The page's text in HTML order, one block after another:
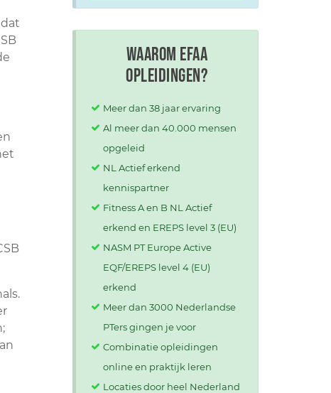
Waarom EFAA
opleidingen?
Meer dan 38 jaar ervaring
Al meer dan 40.000 mensen
opgeleid
NL Actief erkend
kennispartner
Fitness A en B NL Actief
erkend en EREPS level 3 (EU)
NASM PT Europe Active
EQF/EREPS level 4 (EU)
erkend
Meer dan 3000 Nederlandse
PTers gingen je voor
Combinatie opleidingen
online en praktijk leren
Locaties door heel Nederland